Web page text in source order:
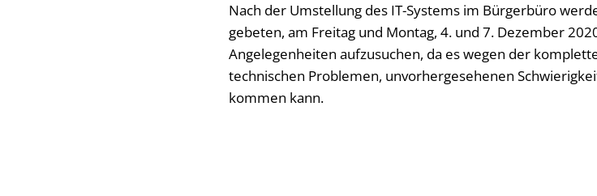
Nach der Umstellung des IT-Systems im Bürgerbüro
gebeten, am Freitag und Montag, 4. und 7. Dezember
Angelegenheiten aufzusuchen, da es wegen der
technischen Problemen, unvorhergesehenen
kommen kann.